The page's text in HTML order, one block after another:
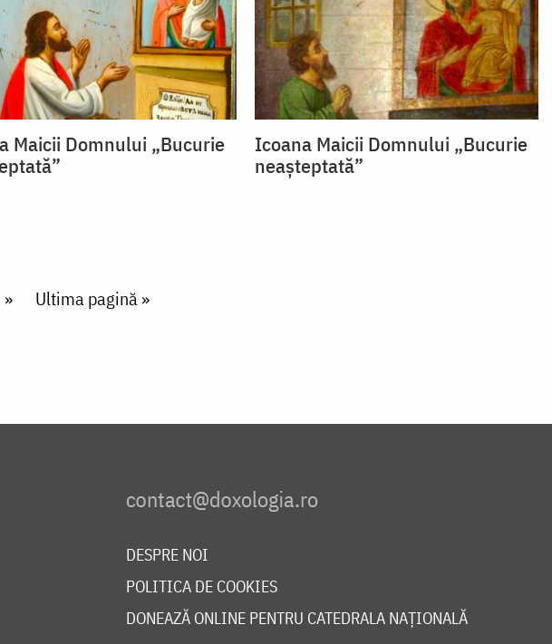
Maicii Domnului „Bucurie
Icoana Maicii Domnului „Bucurie
neașteptată”
Last page
Ultima pagină »
DESPRE NOI
POLITICA DE COOKIES
DONEAZĂ ONLINE PENTRU CATEDRALA NAȚIONALĂ